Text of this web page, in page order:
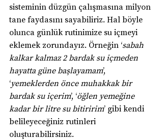
sisteminin düzgün çalışmasına milyon
tane faydasını sayabiliriz. Hal böyle
olunca günlük rutinimize su içmeyi
eklemek zorundayız. Örneğin ‘sabah
kalkar kalmaz 2 bardak su içmeden
hayatta güne başlayamam’,
‘yemeklerden önce muhakkak bir
bardak su içerim’, ‘öğlen yemeğine
kadar bir litre su bitiririm’ gibi kendi
belileyeceğiniz rutinleri
oluşturabilirsiniz.